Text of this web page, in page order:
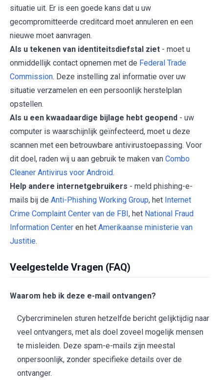
situatie uit. Er is een goede kans dat u uw
gecompromitteerde creditcard moet annuleren en een
nieuwe moet aanvragen.
Als u tekenen van identiteitsdiefstal ziet - moet u
onmiddellijk contact opnemen met de Federal Trade
Commission. Deze instelling zal informatie over uw
situatie verzamelen en een persoonlijk herstelplan
opstellen.
Als u een kwaadaardige bijlage hebt geopend - uw
computer is waarschijnlijk geïnfecteerd, moet u deze
scannen met een betrouwbare antivirustoepassing. Voor
dit doel, raden wij u aan gebruik te maken van Combo
Cleaner Antivirus voor Android.
Help andere internetgebruikers - meld phishing-e-
mails bij de Anti-Phishing Working Group, het Internet
Crime Complaint Center van de FBI, het National Fraud
Information Center en het Amerikaanse ministerie van
Justitie.
Veelgestelde Vragen (FAQ)
Waarom heb ik deze e-mail ontvangen?
Cybercriminelen sturen hetzelfde bericht gelijktijdig naar
veel ontvangers, met als doel zoveel mogelijk mensen
te misleiden. Deze spam-e-mails zijn meestal
onpersoonlijk, zonder specifieke details over de
ontvanger.